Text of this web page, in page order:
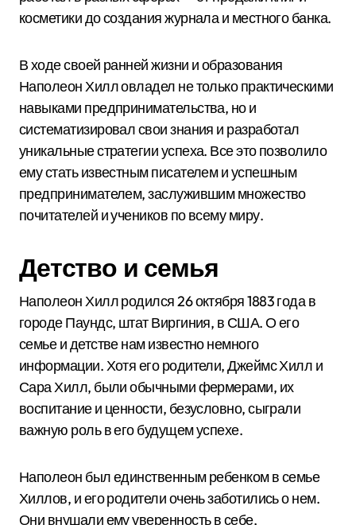
косметики до создания журнала и местного банка.
В ходе своей ранней жизни и образования
Наполеон Хилл овладел не только практическими
навыками предпринимательства, но и
систематизировал свои знания и разработал
уникальные стратегии успеха. Все это позволило
ему стать известным писателем и успешным
предпринимателем, заслужившим множество
почитателей и учеников по всему миру.
Детство и семья
Наполеон Хилл родился 26 октября 1883 года в
городе Паундс, штат Виргиния, в США. О его
семье и детстве нам известно немного
информации. Хотя его родители, Джеймс Хилл и
Сара Хилл, были обычными фермерами, их
воспитание и ценности, безусловно, сыграли
важную роль в его будущем успехе.
Наполеон был единственным ребенком в семье
Хиллов, и его родители очень заботились о нем.
Они внушали ему уверенность в себе,